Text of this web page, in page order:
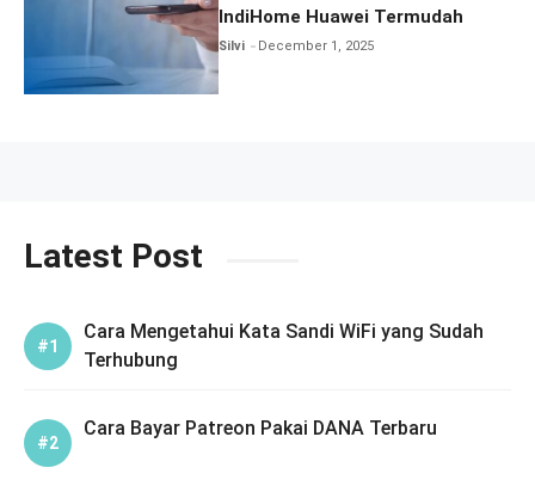
IndiHome Huawei Termudah
Silvi December 1, 2025
Latest Post
Cara Mengetahui Kata Sandi WiFi yang Sudah
Terhubung
Cara Bayar Patreon Pakai DANA Terbaru